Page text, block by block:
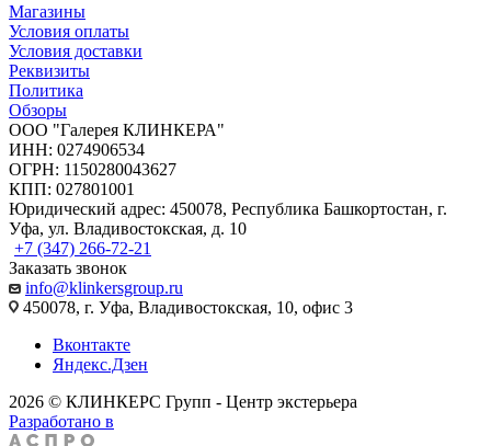
Магазины
Условия оплаты
Условия доставки
Реквизиты
Политика
Обзоры
ООО "Галерея КЛИНКЕРА"
ИНН: 0274906534
ОГРН: 1150280043627
КПП: 027801001
Юридический адрес: 450078, Республика Башкортостан, г.
Уфа, ул. Владивостокская, д. 10
+7 (347) 266-72-21
Заказать звонок
info@klinkersgroup.ru
450078, г. Уфа, Владивостокская, 10, офис 3
Вконтакте
Яндекс.Дзен
2026 © КЛИНКЕРС Групп - Центр экстерьера
Разработано в